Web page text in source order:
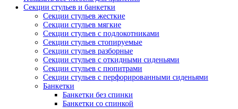
Секции стульев и банкетки
Секции стульев жесткие
Секции стульев мягкие
Секции стульев с подлокотниками
Секции стульев стопируемые
Секции стульев разборные
Секции стульев с откидными сиденьями
Секции стульев с пюпитрами
Секции стульев с перфорированными сиденьями
Банкетки
Банкетки без спинки
Банкетки со спинкой